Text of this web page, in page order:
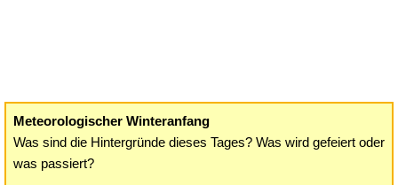
Meteorologischer Winteranfang
Was sind die Hintergründe dieses Tages? Was wird gefeiert oder
was passiert?